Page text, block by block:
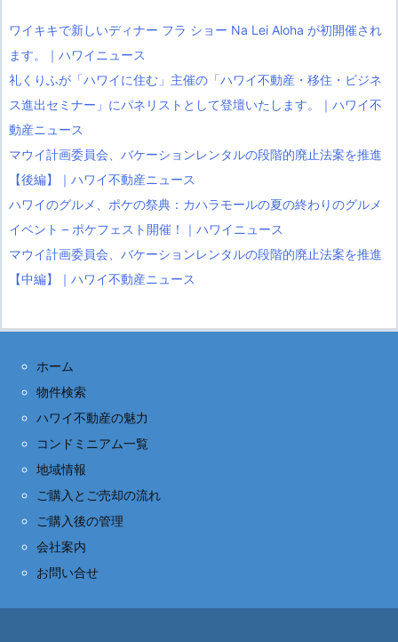
ワイキキで新しいディナー フラ ショー Na Lei Aloha が初開催され
ます。｜ハワイニュース
礼くりふが「ハワイに住む」主催の「ハワイ不動産・移住・ビジネ
ス進出セミナー」にパネリストとして登壇いたします。｜ハワイ不
動産ニュース
マウイ計画委員会、バケーションレンタルの段階的廃止法案を推進
【後編】｜ハワイ不動産ニュース
ハワイのグルメ、ポケの祭典：カハラモールの夏の終わりのグルメ
イベント – ポケフェスト開催！｜ハワイニュース
マウイ計画委員会、バケーションレンタルの段階的廃止法案を推進
【中編】｜ハワイ不動産ニュース
ホーム
物件検索
ハワイ不動産の魅力
コンドミニアム一覧
地域情報
ご購入とご売却の流れ
ご購入後の管理
会社案内
お問い合せ